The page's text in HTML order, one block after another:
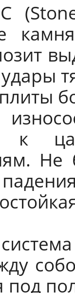
удары
к
Не
под